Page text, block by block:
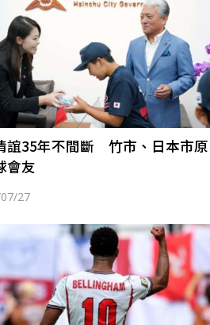
誼35年不間斷 竹市、日本市原
會友
27